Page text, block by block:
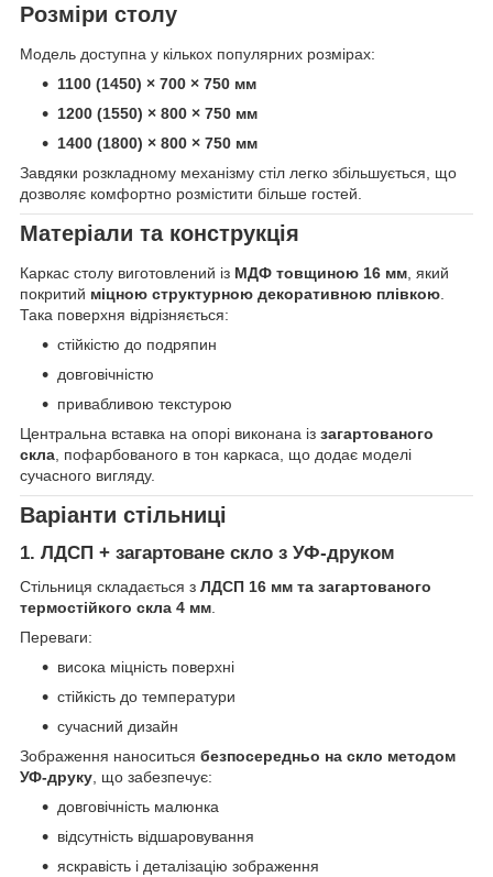
Розміри столу
Модель доступна у кількох популярних розмірах:
1100 (1450) × 700 × 750 мм
1200 (1550) × 800 × 750 мм
1400 (1800) × 800 × 750 мм
Завдяки розкладному механізму стіл легко збільшується, що
дозволяє комфортно розмістити більше гостей.
Матеріали та конструкція
Каркас столу виготовлений із МДФ товщиною 16 мм , який
покритий міцною структурною декоративною плівкою
Така поверхня відрізняється:
стійкістю до подряпин
довговічністю
привабливою текстурою
Центральна вставка на опорі виконана із загартованого
скла , пофарбованого в тон каркаса, що додає моделі
сучасного вигляду.
Варіанти стільниці
1. ЛДСП + загартоване скло з УФ-друком
Стільниця складається з ЛДСП 16 мм та загартованого
термостійкого скла 4 мм.
Переваги:
висока міцність поверхні
стійкість до температури
сучасний дизайн
Зображення наноситься безпосередньо на скло методом
УФ-друку, що забезпечує:
довговічність малюнка
відсутність відшаровування
яскравість і деталізацію зображення